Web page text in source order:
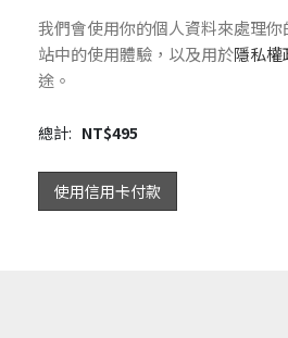
我們會使用你的個人資料來處理
站中的使用體驗，以及用於隱私權
途。
總計: NT$495
使用信用卡付款